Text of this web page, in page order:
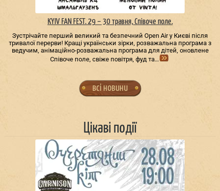
KYIV FAN FEST. 29 – 30 травня, Співоче поле.
Зустрічайте перший великий та безпечний Open Air у Києві після
тривалої перерви! Кращі українськи зірки, розважальна програма з
ведучим, анімаційно-розважальна програма для дітей, оновлене
Співоче поле, свіже повітря, фуд та…
всі новини
Цікаві події